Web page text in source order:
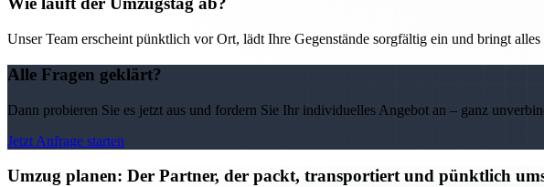
Unser Team erscheint pünktlich vor Ort, lädt Ihre Gegenstände sorgfältig ein und bringt
Alle Fragen geklärt?
Dann probieren Sie es jetzt aus und fordern Sie Ihr individuelles Angebot an – ganz
Jetzt Anfrage starten
Umzug planen: Der Partner, der packt, transportiert und pünktlich